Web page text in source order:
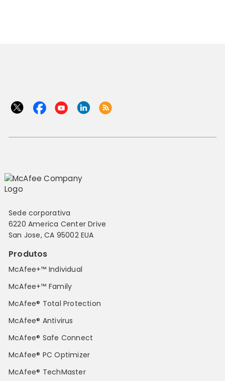
Sede corporativa
6220 America Center Drive
San Jose, CA 95002 EUA
Produtos
McAfee+™ Individual
McAfee+™ Family
McAfee® Total Protection
McAfee® Antivirus
McAfee® Safe Connect
McAfee® PC Optimizer
McAfee® TechMaster